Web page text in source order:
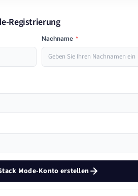
Registrierung
Nachname *
Mode-Konto erstellen